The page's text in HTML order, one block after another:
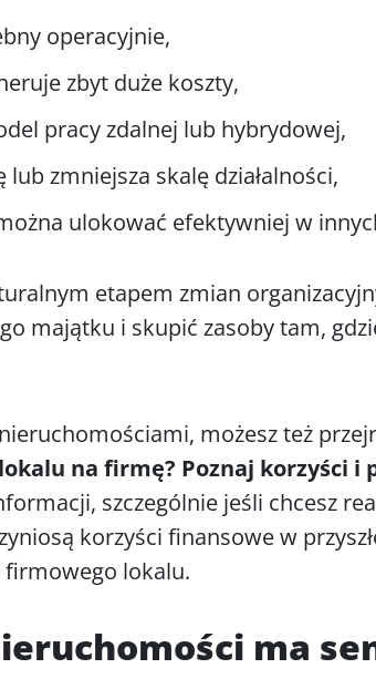
operacyjnie,
zbyt duże koszty,
pracy zdalnej lub hybrydowej,
zmniejsza skalę działalności,
ulokować efektywniej w
etapem zmian
majątku i skupić zasoby tam,
możesz też
na firmę? Poznaj korzyści i
szczególnie jeśli chcesz
korzyści finansowe w
lokalu.
ma